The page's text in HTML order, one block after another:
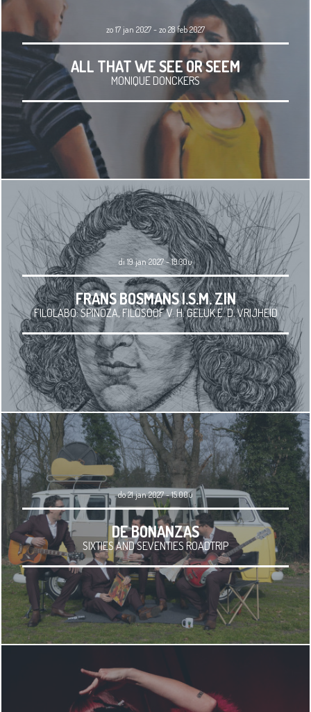
zo 17 jan 2027 - zo 28 feb 2027
ALL THAT WE SEE OR SEEM
MONIQUE DONCKERS
di 19 jan 2027 - 19.30u
FRANS BOSMANS I.S.M. ZIN
FILOLABO: SPINOZA, FILOSOOF V. H. GELUK E. D. VRIJHEID
do 21 jan 2027 - 15.00u
DE BONANZAS
SIXTIES AND SEVENTIES ROADTRIP